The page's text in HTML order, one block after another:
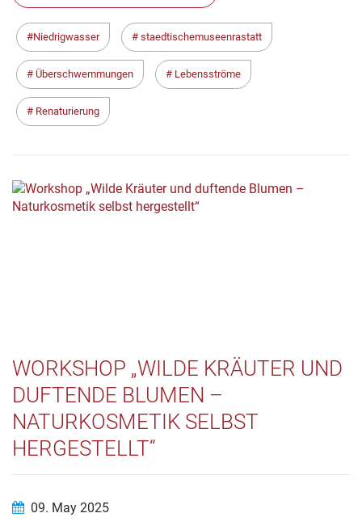
Niedrigwasser staedtischemuseenrastatt
Überschwemmungen Lebensströme
Renaturierung
WORKSHOP „WILDE KRÄUTER UND
DUFTENDE BLUMEN –
NATURKOSMETIK SELBST
HERGESTELLT“
09. May 2025